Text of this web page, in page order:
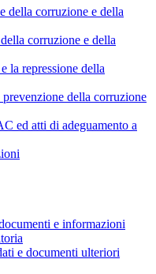
della corruzione e della
corruzione e della
la repressione della
della corruzione
ed atti di adeguamento a
e informazioni
e documenti ulteriori